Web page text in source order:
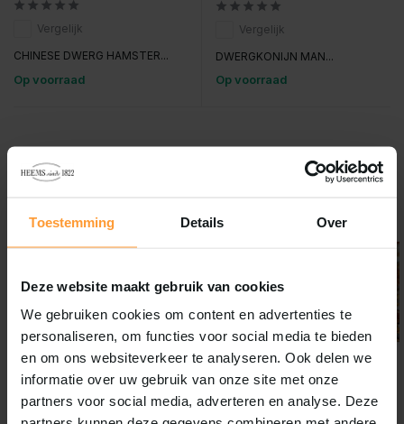
Toestemming Details Over
Deze website maakt gebruik van cookies
We gebruiken cookies om content en advertenties te
personaliseren, om functies voor social media te bieden
en om ons websiteverkeer te analyseren. Ook delen we
informatie over uw gebruik van onze site met onze
partners voor social media, adverteren en analyse. Deze
Vergelijk
CHINESE DWERG HAMSTER...
Op voorraad
Vergelijk
DWERGKONIJN MAN...
Op voorraad
Overige categorieën in Dieren
Vogels Vijver vissen